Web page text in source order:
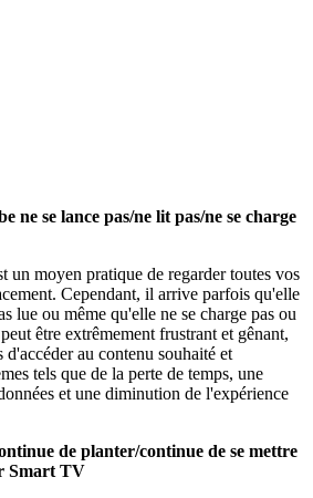
ne se lance pas/ne lit pas/ne se charge
un moyen pratique de regarder toutes vos
Cependant, il arrive parfois qu'elle
lue ou même qu'elle ne se charge pas ou
être extrêmement frustrant et gênant,
d'accéder au contenu souhaité et
tels que de la perte de temps, une
et une diminution de l'expérience
de planter/continue de se mettre
Smart TV